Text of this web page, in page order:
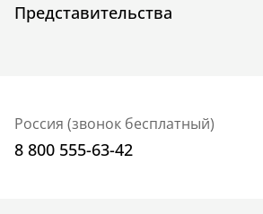
Представительства
Россия (звонок бесплатный)
8 800 555-63-42